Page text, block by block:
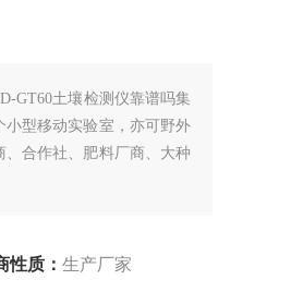
GT60土壤检测仪靠谱吗集
型移动实验室，亦可野外
合作社、肥料厂商、大种
性质： 生产厂家